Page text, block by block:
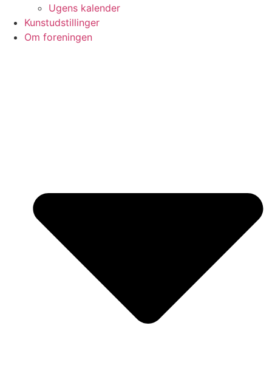
Ugens kalender
Kunstudstillinger
Om foreningen